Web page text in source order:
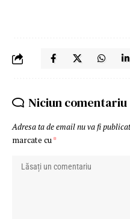
Niciun comentariu
Adresa ta de email nu va fi
marcate cu *